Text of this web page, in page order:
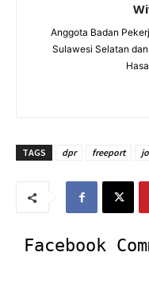
Anggota Badan
Sulawesi Selatan
TAGS dpr freeport
Facebook